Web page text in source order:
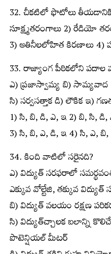
32. చీకటిలో ఫొటోలు
సూక్ష్మతరంగాలు 2) రేడియో
3) అతినీలలోహిత కిరణాలు 4)
33. రాజ్యాంగ పీఠికలోని పదాల
ఎ) ప్రజాస్వామ్య బి) సామ్యవాద
సి) సర్వసత్తాక డి) లౌకిక ఇ)
1) సి, బి, డి, ఎ, ఇ 2) బి, సి,
3) సి, బి, ఎ, డి, ఇ 4) సి, ఎ,
34. కింది వాటిలో సరైనది?
ఎ) విద్యుత్ సరఫరాలో
ఎక్కువ వోల్టేజి, తక్కువ
బి) విద్యుత్ వలయం రక్షణ
సి) విద్యుత్‌చ్చాలక బలాన్ని
పొటెన్షియల్ మీటర్